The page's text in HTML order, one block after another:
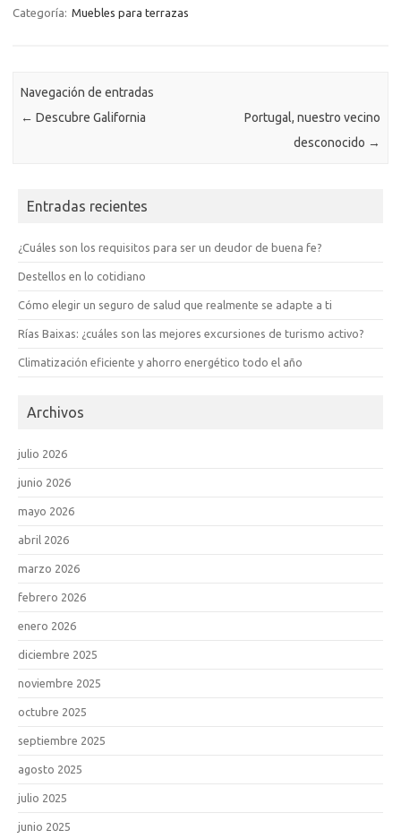
Categoría: Muebles para terrazas
Navegación de entradas
← Descubre Galifornia
Portugal, nuestro vecino
desconocido →
Entradas recientes
¿Cuáles son los requisitos para ser un deudor de buena fe?
Destellos en lo cotidiano
Cómo elegir un seguro de salud que realmente se adapte a ti
Rías Baixas: ¿cuáles son las mejores excursiones de turismo activo?
Climatización eficiente y ahorro energético todo el año
Archivos
julio 2026
junio 2026
mayo 2026
abril 2026
marzo 2026
febrero 2026
enero 2026
diciembre 2025
noviembre 2025
octubre 2025
septiembre 2025
agosto 2025
julio 2025
junio 2025